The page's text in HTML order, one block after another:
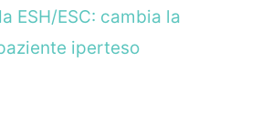
ESH/ESC: cambia la
iperteso